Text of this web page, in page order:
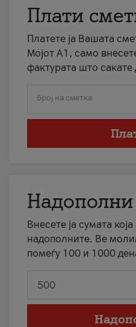
Плати
Платете ја Вашата
Мојот А1, само
фактурата што сакате
Број на сметка
Внесете ја сумата
надополните. Ве
помеѓу 100 и 1000